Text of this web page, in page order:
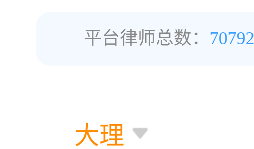
平台律师总数： 70792
大理